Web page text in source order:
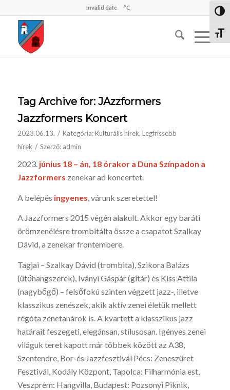
Invalid date °C
Tag Archive for: JAzzformers
Jazzformers Koncert
2023.06.13. / Kategória:Kulturális hírek, Legfrissebb
hírek / Szerző: admin
2023. június 18 – án, 18 órakor a Duna Színpadon a
Jazzformers zenekar ad koncertet.
A belépés ingyenes , várunk szeretettel!
A Jazzformers 2015 végén alakult. Akkor egy baráti
örömzenélésre trombitálta össze a csapatot Szalkay
Dávid, a zenekar frontembere.
Tagjai – Szalkay Dávid (trombita), Szikora Balázs
(ütőhangszerek), Iványi Gáspár (gitár) és Kiss Attila
(nagybőgő) – felsőfokú szinten végzett jazz-, illetve
klasszikus zenészek, akik aktív zenei életük mellett
régóta zenetanárok is. A kvartett a klasszikus jazz
határait feszegeti, elegánsan, stílusosan. Igényes zenei
világuk teret kapott már többek között az A38,
Szentendre, Bor-és Jazzfesztivál Pécs: Zeneszüret
Fesztivál, Kodály Központ, Tapolca: Filharmónia est,
Veszprém: Hangvilla, Budapest: Pozsonyi Piknik,